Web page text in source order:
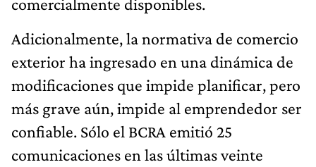
Adicionalmente, la normativa de comercio
exterior ha ingresado en una dinámica de
modificaciones que impide planificar, pero
más grave aún, impide al emprendedor ser
confiable. Sólo el BCRA emitió 25
comunicaciones en las últimas veinte